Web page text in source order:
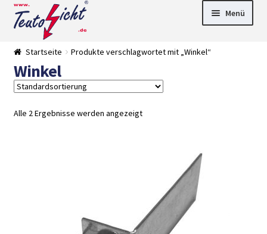
Zur
Navigation
springen
Springe
zum
Menü
► LED Panel
►
Versandarten
► Zahlarten
Startseite Produkte verschlagwortet mit „Winkel“
Winkel
Alle 2 Ergebnisse werden angezeigt